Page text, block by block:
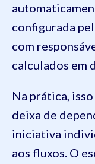
configurada
com
calculados em
Na prática,
deixa de
iniciativa
aos fluxos. O